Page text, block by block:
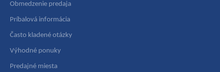
Obmedzenie predaja
Príbalová informácia
Často kladené otázky
Výhodné ponuky
Predajné miesta